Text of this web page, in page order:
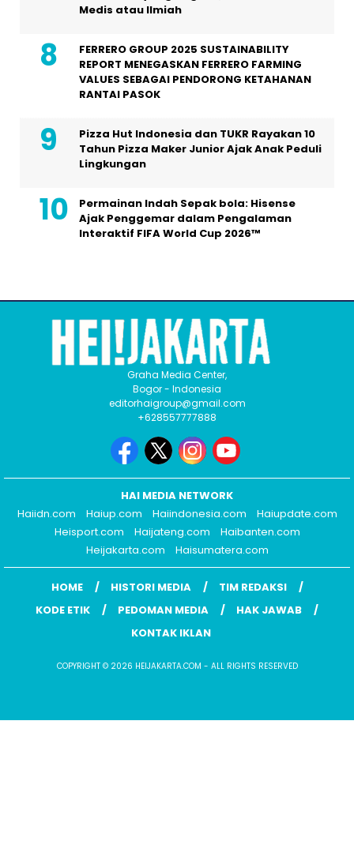
Medis atau Ilmiah
FERRERO GROUP 2025 SUSTAINABILITY
REPORT MENEGASKAN FERRERO FARMING
VALUES SEBAGAI PENDORONG KETAHANAN
RANTAI PASOK
Pizza Hut Indonesia dan TUKR Rayakan 10
Tahun Pizza Maker Junior Ajak Anak Peduli
Lingkungan
Permainan Indah Sepak bola: Hisense
Ajak Penggemar dalam Pengalaman
Interaktif FIFA World Cup 2026™
Graha Media Center,
Bogor - Indonesia
editorhaigroup@gmail.com
+628557777888
HAI MEDIA NETWORK
Haiidn.com
Haiup.com Haiindonesia.com
Haiupdate.com
Heisport.com
Haijateng.com
Haibanten.com
Heijakarta.com
Haisumatera.com
HOME HISTORI MEDIA
TIM REDAKSI
KODE ETIK
PEDOMAN MEDIA
HAK JAWAB
KONTAK IKLAN
COPYRIGHT © 2026 HEIJAKARTA.COM - ALL RIGHTS RESERVED